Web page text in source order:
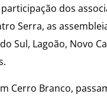
dos
Serra, as
Sul, Lagoão, Novo
Cerro Branco,